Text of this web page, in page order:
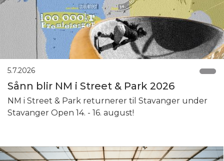
5.7.2026
Sånn blir NM i Street & Park 2026
NM i Street & Park returnerer til Stavanger under
Stavanger Open 14. - 16. august!